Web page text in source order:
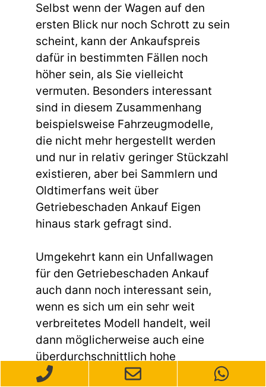
Selbst wenn der Wagen auf den
ersten Blick nur noch Schrott zu sein
scheint, kann der Ankaufspreis
dafür in bestimmten Fällen noch
höher sein, als Sie vielleicht
vermuten. Besonders interessant
sind in diesem Zusammenhang
beispielsweise Fahrzeugmodelle,
die nicht mehr hergestellt werden
und nur in relativ geringer Stückzahl
existieren, aber bei Sammlern und
Oldtimerfans weit über
Getriebeschaden Ankauf Eigen
hinaus stark gefragt sind.
Umgekehrt kann ein Unfallwagen
für den Getriebeschaden Ankauf
auch dann noch interessant sein,
wenn es sich um ein sehr weit
verbreitetes Modell handelt, weil
dann möglicherweise auch eine
überdurchschnittlich hohe
Nachfrage nach gebrauchten